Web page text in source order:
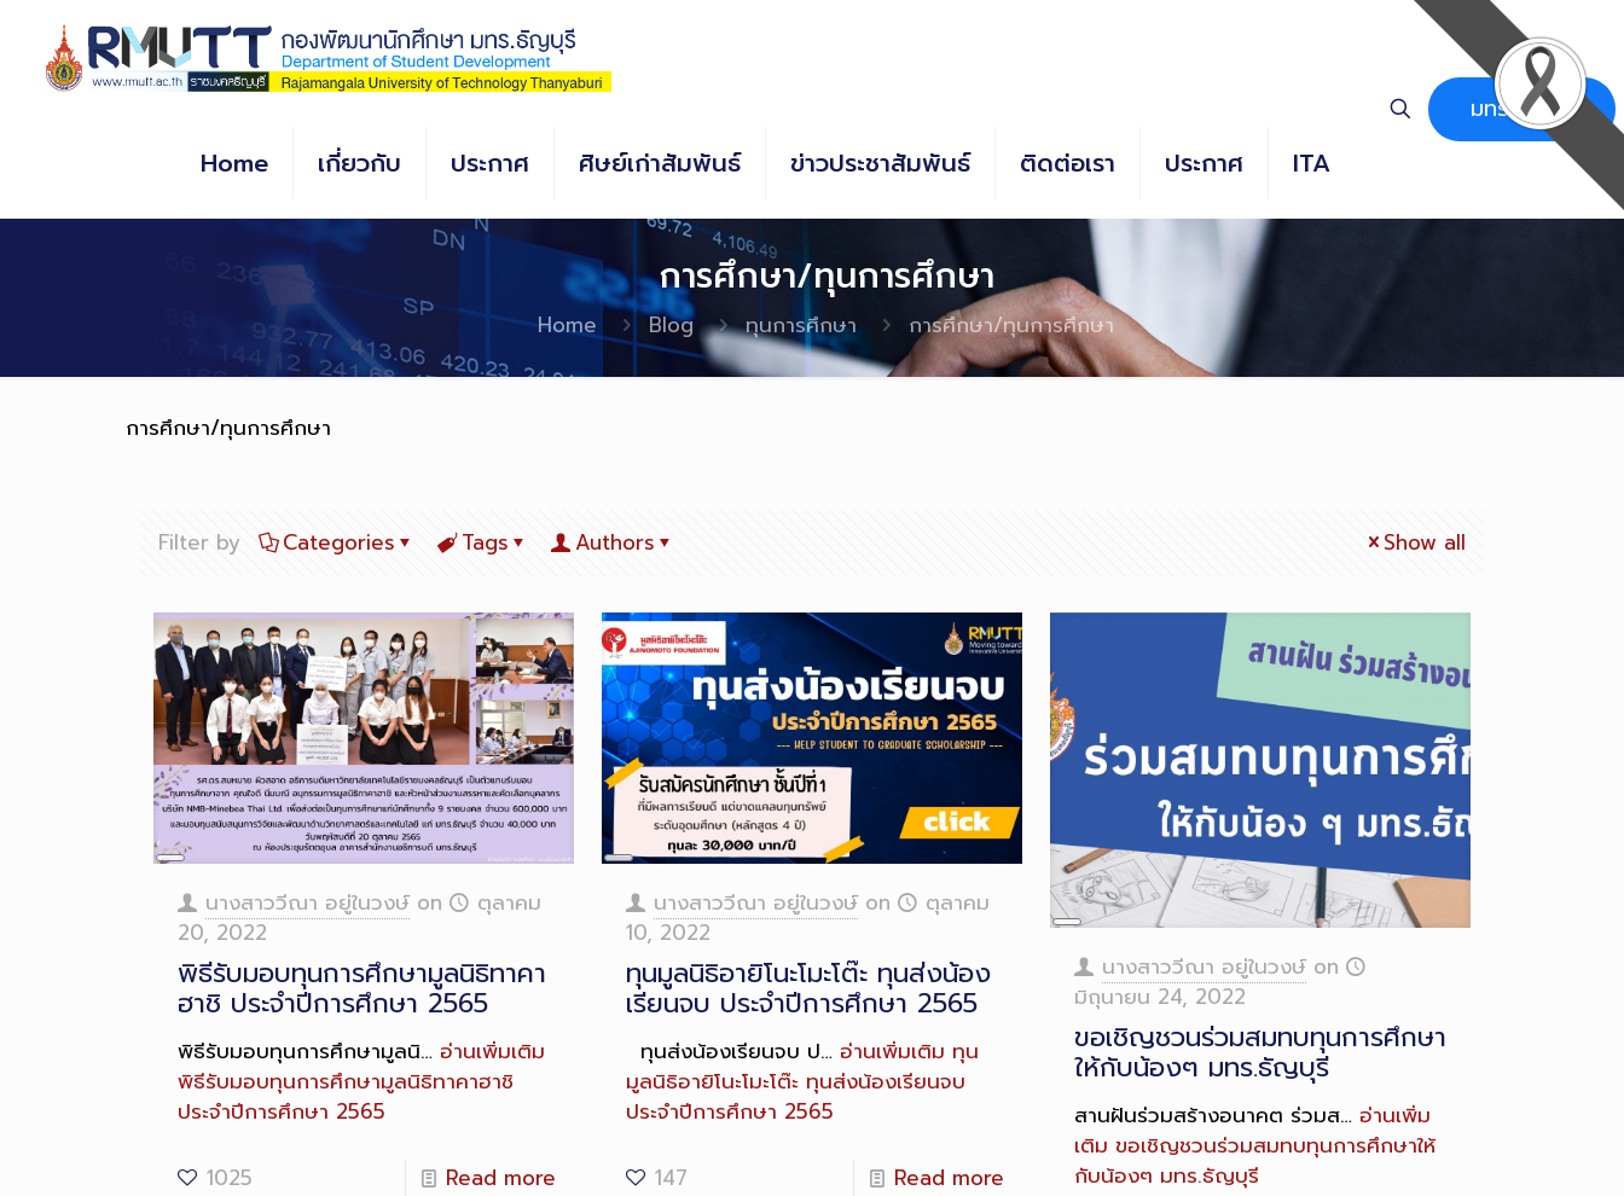
Content
Home เกี่ยวกับ ประกาศ ศิษย์เก่าสัมพันธ์ ข่าวประชาสัมพันธ์ ติดต่อเรา ประกาศ ITA
มทร.ธัญบุรี
การศึกษา/ทุนการศึกษา
Home Blog ทุนการศึกษา การศึกษา/ทุนการศึกษา
การศึกษา/ทุนการศึกษา
Filter by Categories Tags Authors Show all
Long
Description
นางสาววีณา อยู่ในวงษ์ on
ตุลาคม
20, 2022
พิธีรับมอบทุนการศึกษามูลนิธิทาคา
ฮาชิ ประจำปีการศึกษา 2565
พิธีรับมอบทุนการศึกษามูลนิ… อ่านเพิ่มเติม
พิธีรับมอบทุนการศึกษามูลนิธิทาคาฮาชิ
ประจำปีการศึกษา 2565
1025 Read more
Long
Description
นางสาววีณา อยู่ในวงษ์ on
ตุลาคม
10, 2022
ทุนมูลนิธิอายิโนะโมะโต๊ะ ทุนส่งน้อง
เรียนจบ ประจำปีการศึกษา 2565
ทุนส่งน้องเรียนจบ ป… อ่านเพิ่มเติม ทุน
มูลนิธิอายิโนะโมะโต๊ะ ทุนส่งน้องเรียนจบ
ประจำปีการศึกษา 2565
147 Read more
Long
Description
นางสาววีณา อยู่ในวงษ์ on
มิถุนายน 24, 2022
ขอเชิญชวนร่วมสมทบทุนการศึกษา
ให้กับน้องๆ มทร.ธัญบุรี
สานฝันร่วมสร้างอนาคต ร่วมส… อ่านเพิ่ม
เติม ขอเชิญชวนร่วมสมทบทุนการศึกษาให้
กับน้องๆ มทร.ธัญบุรี